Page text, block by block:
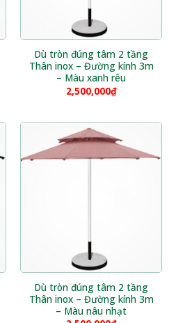
Dù tròn đúng tâm 2 tầng
Thân inox – Đường kính 3m
– Màu xanh rêu
2,500,000₫
Dù tròn đúng tâm 2 tầng
Thân inox – Đường kính 3m
– Màu nâu nhạt